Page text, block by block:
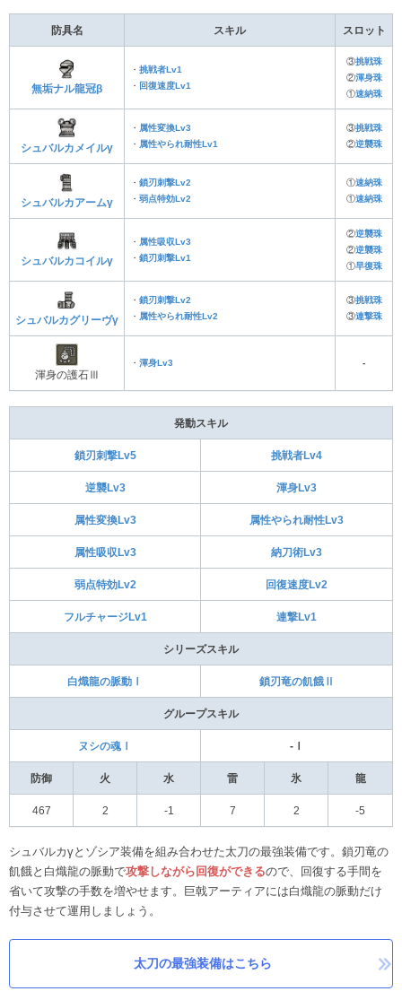
防具名 スキル スロット
無垢ナル龍冠β
・ 挑戦者Lv1
・ 回復速度Lv1
③挑戦珠
②渾身珠
①速納珠
シュバルカメイルγ
・ 属性変換Lv3
・ 属性やられ耐性Lv1
③挑戦珠
②逆襲珠
シュバルカアームγ
・ 鎖刃刺撃Lv2
・ 弱点特効Lv2
①速納珠
①速納珠
シュバルカコイルγ
・ 属性吸収Lv3
・ 鎖刃刺撃Lv1
②逆襲珠
②逆襲珠
①早復珠
シュバルカグリーヴγ
・ 鎖刃刺撃Lv2
・ 属性やられ耐性Lv2
③挑戦珠
③連撃珠
渾身の護石Ⅲ
・ 渾身Lv3 ‐
発動スキル
鎖刃刺撃Lv5 挑戦者Lv4
逆襲Lv3 渾身Lv3
属性変換Lv3 属性やられ耐性Lv3
属性吸収Lv3 納刀術Lv3
弱点特効Lv2 回復速度Lv2
フルチャージLv1 連撃Lv1
シリーズスキル
白熾龍の脈動Ⅰ 鎖刃竜の飢餓Ⅱ
グループスキル
ヌシの魂Ⅰ ‐Ⅰ
防御 火 水 雷 氷 龍
467 2 -1 7 2 -5
シュバルカγとゾシア装備を組み合わせた太刀の最強装備です。鎖刃竜の
飢餓と白熾龍の脈動で攻撃しながら回復ができるので、回復する手間を
省いて攻撃の手数を増やせます。巨戟アーティアには白熾龍の脈動だけ
付与させて運用しましょう。
太刀の最強装備はこちら